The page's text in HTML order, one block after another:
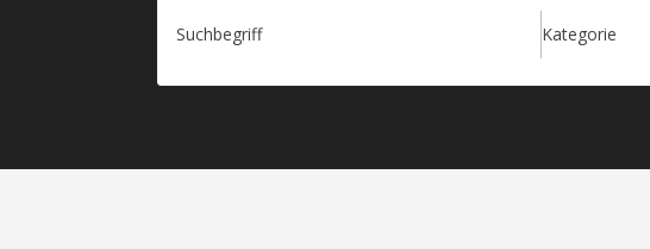
Suchbegriff Kategorie